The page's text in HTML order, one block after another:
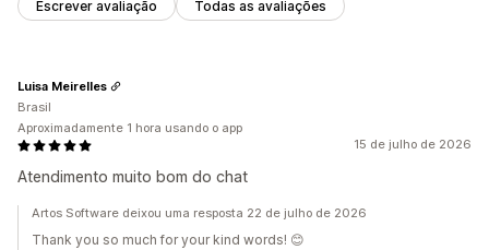
Escrever avaliação Todas as avaliações
15 de julho de 2026
Atendimento muito bom do chat
Luisa Meirelles
Brasil
Aproximadamente 1 hora usando o app
Artos Software deixou uma resposta 22 de julho de 2026
Thank you so much for your kind words! 😊